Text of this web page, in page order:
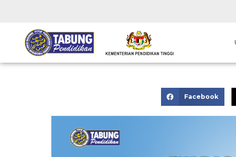
Facebook